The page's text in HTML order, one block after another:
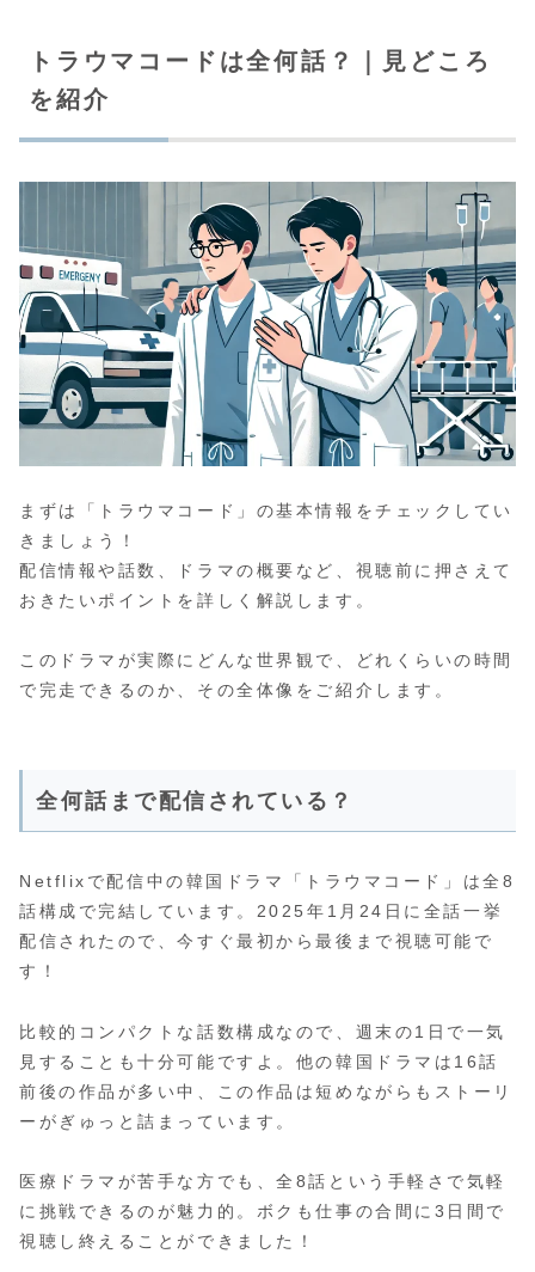
トラウマコードは全何話？｜見どころ
を紹介
まずは「トラウマコード」の基本情報をチェックしてい
きましょう！
配信情報や話数、ドラマの概要など、視聴前に押さえて
おきたいポイントを詳しく解説します。
このドラマが実際にどんな世界観で、どれくらいの時間
で完走できるのか、その全体像をご紹介します。
全何話まで配信されている？
Netflixで配信中の韓国ドラマ「トラウマコード」は全8
話構成で完結しています。2025年1月24日に全話一挙
配信されたので、今すぐ最初から最後まで視聴可能で
す！
比較的コンパクトな話数構成なので、週末の1日で一気
見することも十分可能ですよ。他の韓国ドラマは16話
前後の作品が多い中、この作品は短めながらもストーリ
ーがぎゅっと詰まっています。
医療ドラマが苦手な方でも、全8話という手軽さで気軽
に挑戦できるのが魅力的。ボクも仕事の合間に3日間で
視聴し終えることができました！